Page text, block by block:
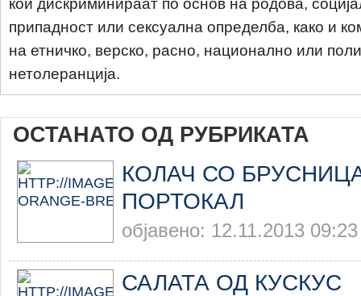
припадност или сексуална определба, како и
на етничко, верско, расно, национално или
нетолеранција.
ОСТАНАТО ОД РУБРИКАТА
КОЛАЧ СО
ПОРТОКАЛ
објавено: 12.11.2013 09:23
САЛАТА ОД КУСКУС